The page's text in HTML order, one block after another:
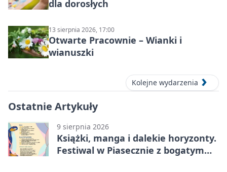
dla dorosłych
13 sierpnia 2026, 17:00
Otwarte Pracownie – Wianki i
wianuszki
Kolejne wydarzenia
Ostatnie Artykuły
9 sierpnia 2026
Książki, manga i dalekie horyzonty.
Festiwal w Piasecznie z bogatym